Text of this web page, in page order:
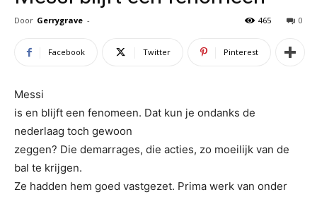
Door Gerrygrave - 0
465
Facebook Twitter Pinterest
Messi
is en blijft een fenomeen. Dat kun je ondanks de
nederlaag toch gewoon
zeggen? Die demarrages, die acties, zo moeilijk van de
bal te krijgen.
Ze hadden hem goed vastgezet. Prima werk van onder